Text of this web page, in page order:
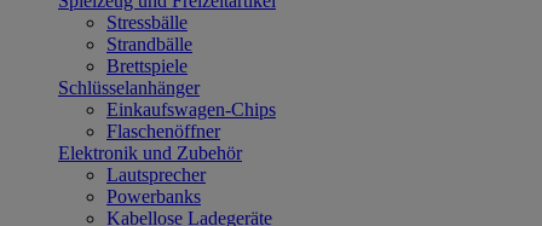
Stressbälle
Strandbälle
Brettspiele
Schlüsselanhänger
Einkaufswagen-Chips
Flaschenöffner
Elektronik und Zubehör
Lautsprecher
Powerbanks
Kabellose Ladegeräte